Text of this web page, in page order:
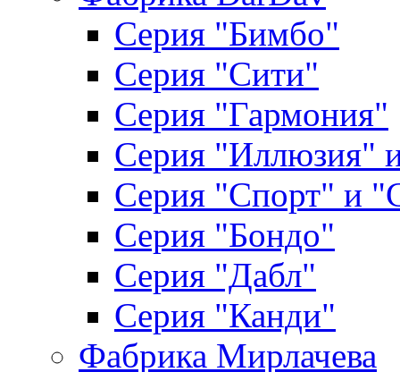
Серия "Бимбо"
Серия "Сити"
Серия "Гармония"
Серия "Иллюзия"
Серия "Спорт" и
Серия "Бондо"
Серия "Дабл"
Серия "Канди"
Фабрика Мирлачева